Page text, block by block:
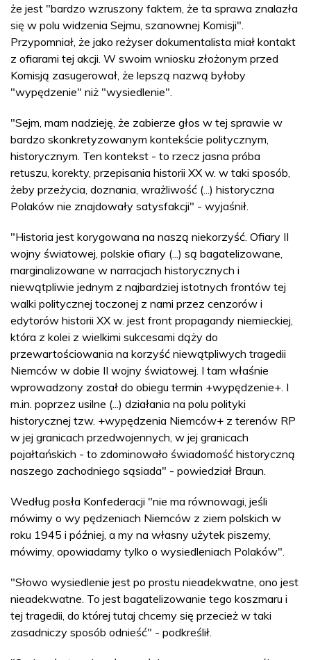
że jest "bardzo wzruszony faktem, że ta sprawa znalazła
się w polu widzenia Sejmu, szanownej Komisji".
Przypomniał, że jako reżyser dokumentalista miał kontakt
z ofiarami tej akcji. W swoim wniosku złożonym przed
Komisją zasugerował, że lepszą nazwą byłoby
"wypędzenie" niż "wysiedlenie".
"Sejm, mam nadzieję, że zabierze głos w tej sprawie w
bardzo skonkretyzowanym kontekście politycznym,
historycznym. Ten kontekst - to rzecz jasna próba
retuszu, korekty, przepisania historii XX w. w taki sposób,
żeby przeżycia, doznania, wrażliwość (...) historyczna
Polaków nie znajdowały satysfakcji" - wyjaśnił.
"Historia jest korygowana na naszą niekorzyść. Ofiary II
wojny światowej, polskie ofiary (...) są bagatelizowane,
marginalizowane w narracjach historycznych i
niewątpliwie jednym z najbardziej istotnych frontów tej
walki politycznej toczonej z nami przez cenzorów i
edytorów historii XX w. jest front propagandy niemieckiej,
która z kolei z wielkimi sukcesami dąży do
przewartościowania na korzyść niewątpliwych tragedii
Niemców w dobie II wojny światowej. I tam właśnie
wprowadzony został do obiegu termin +wypędzenie+. I
m.in. poprzez usilne (...) działania na polu polityki
historycznej tzw. +wypędzenia Niemców+ z terenów RP
w jej granicach przedwojennych, w jej granicach
pojałtańskich - to zdominowało świadomość historyczną
naszego zachodniego sąsiada" - powiedział Braun.
Według posła Konfederacji "nie ma równowagi, jeśli
mówimy o wy pędzeniach Niemców z ziem polskich w
roku 1945 i później, a my na własny użytek piszemy,
mówimy, opowiadamy tylko o wysiedleniach Polaków".
"Słowo wysiedlenie jest po prostu nieadekwatne, ono jest
nieadekwatne. To jest bagatelizowanie tego koszmaru i
tej tragedii, do której tutaj chcemy się przecież w taki
zasadniczy sposób odnieść" - podkreślił.